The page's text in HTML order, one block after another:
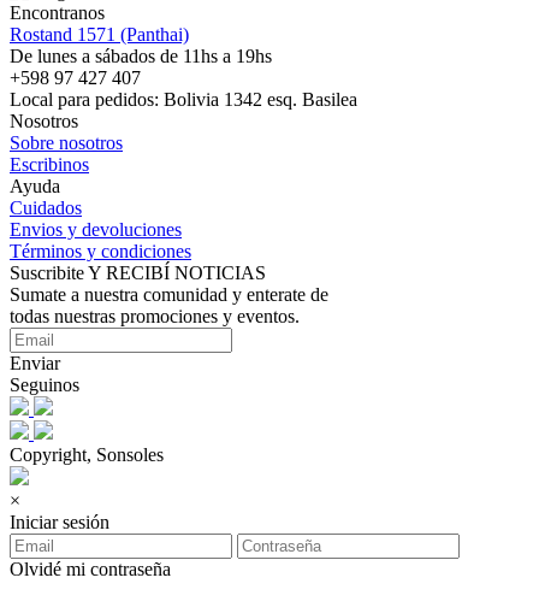
Encontranos
Rostand 1571 (Panthai)
De lunes a sábados de 11hs a 19hs
+598 97 427 407
Local para pedidos: Bolivia 1342 esq. Basilea
Nosotros
Sobre nosotros
Escribinos
Ayuda
Cuidados
Envios y devoluciones
Términos y condiciones
Suscribite Y RECIBÍ NOTICIAS
Sumate a nuestra comunidad y enterate de
todas nuestras promociones y eventos.
Enviar
Seguinos
Copyright, Sonsoles
×
Iniciar sesión
Olvidé mi contraseña